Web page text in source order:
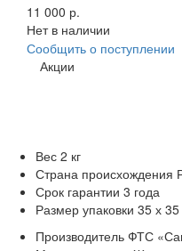
11 000 р.
Нет в наличии
Сообщить о поступлении
Акции
Вес 2 кг
Страна происхождения
Срок гарантии 3 года
Размер упаковки 35 х
Производитель ФТС